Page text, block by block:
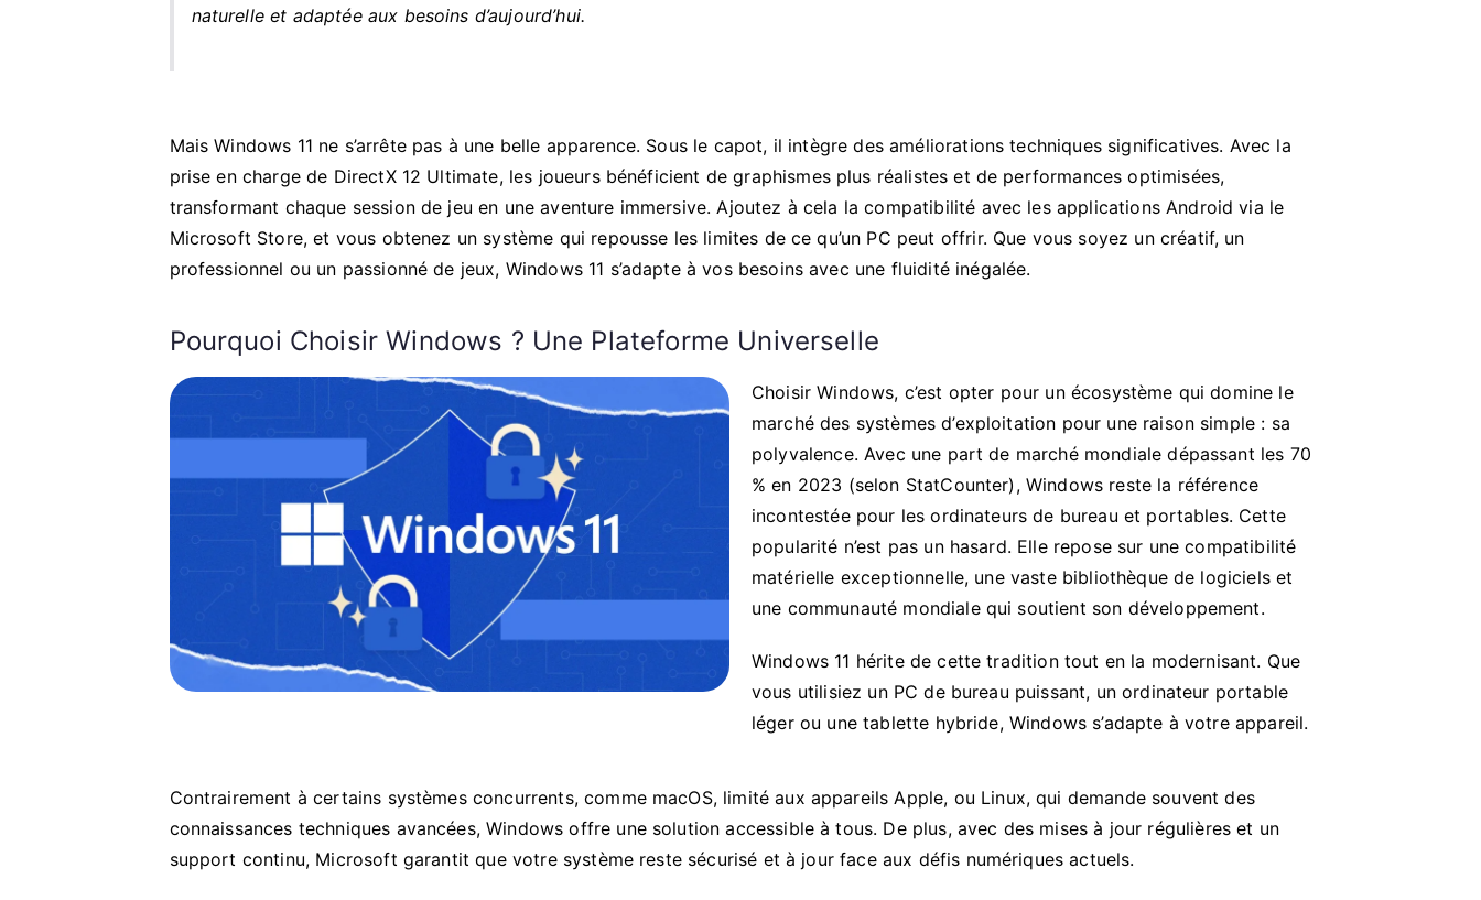
naturelle et adaptée aux besoins d’aujourd’hui.
Mais Windows 11 ne s’arrête pas à une belle apparence. Sous le capot, il intègre des améliorations techniques significatives. Avec la
prise en charge de DirectX 12 Ultimate, les joueurs bénéficient de graphismes plus réalistes et de performances optimisées,
transformant chaque session de jeu en une aventure immersive. Ajoutez à cela la compatibilité avec les applications Android via le
Microsoft Store, et vous obtenez un système qui repousse les limites de ce qu’un PC peut offrir. Que vous soyez un créatif, un
professionnel ou un passionné de jeux, Windows 11 s’adapte à vos besoins avec une fluidité inégalée.
Pourquoi Choisir Windows ? Une Plateforme Universelle
Choisir Windows, c’est opter pour un écosystème qui domine le
marché des systèmes d’exploitation pour une raison simple : sa
polyvalence. Avec une part de marché mondiale dépassant les 70
% en 2023 (selon StatCounter), Windows reste la référence
incontestée pour les ordinateurs de bureau et portables. Cette
popularité n’est pas un hasard. Elle repose sur une compatibilité
matérielle exceptionnelle, une vaste bibliothèque de logiciels et
une communauté mondiale qui soutient son développement.
Windows 11 hérite de cette tradition tout en la modernisant. Que
vous utilisiez un PC de bureau puissant, un ordinateur portable
léger ou une tablette hybride, Windows s’adapte à votre appareil.
Contrairement à certains systèmes concurrents, comme macOS, limité aux appareils Apple, ou Linux, qui demande souvent des
connaissances techniques avancées, Windows offre une solution accessible à tous. De plus, avec des mises à jour régulières et un
support continu, Microsoft garantit que votre système reste sécurisé et à jour face aux défis numériques actuels.